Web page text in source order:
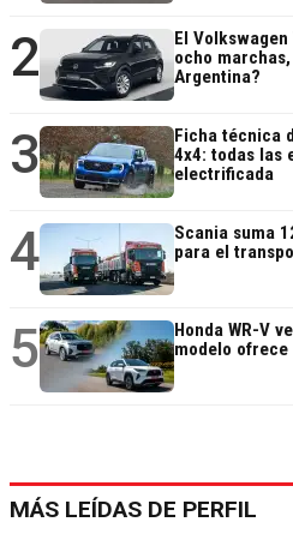
2
El
ocho
Argentina?
3
Ficha técnica
4x4: todas las
electrificada
4
Scania suma
para el
5
Honda WR-V
modelo
MÁS LEÍDAS DE PERFIL